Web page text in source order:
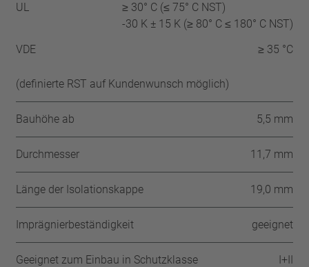
UL
≥ 30° C (≤ 75° C NST)
-30 K ± 15 K (≥ 80° C ≤ 180° C NST)
VDE
≥ 35 °C
(definierte RST auf Kundenwunsch möglich)
Bauhöhe ab 5,5 mm
Durchmesser 11,7 mm
Länge der Isolationskappe 19,0 mm
Imprägnierbeständigkeit geeignet
Geeignet zum Einbau in Schutzklasse I+II